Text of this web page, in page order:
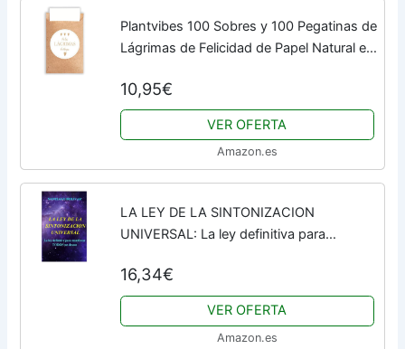
Plantvibes 100 Sobres y 100 Pegatinas de
Lágrimas de Felicidad de Papel Natural en
Mitones y Joyas
10,95€
VER OFERTA
Amazon.es
LA LEY DE LA SINTONIZACION
UNIVERSAL: La ley definitiva para
toda la riqueza y la felicidad que siempre
has buscado.
16,34€
VER OFERTA
Amazon.es